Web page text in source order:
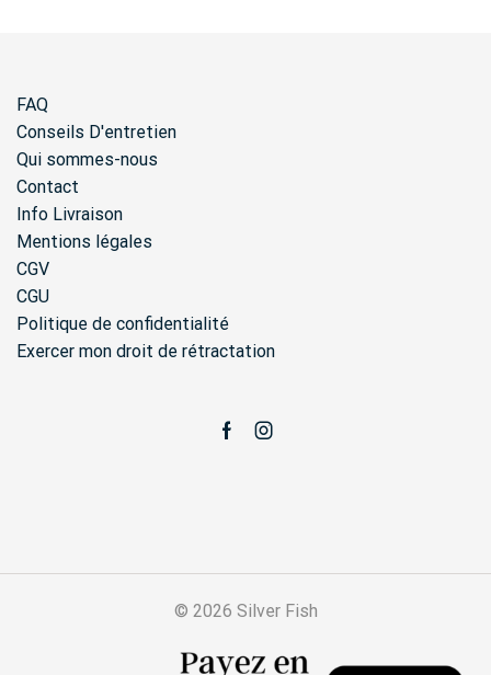
FAQ
Conseils D'entretien
Qui sommes-nous
Contact
Info Livraison
Mentions légales
CGV
CGU
Politique de confidentialité
Exercer mon droit de rétractation
FacebookInstagram
© 2026 Silver Fish